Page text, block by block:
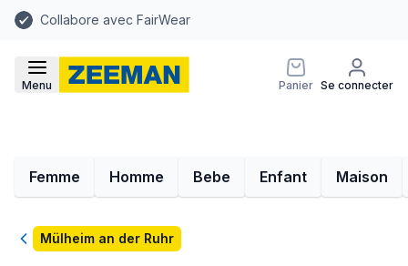
Collabore avec FairWear
Menu Panier Se connecter
Femme Homme Bebe Enfant Maison
RetourMülheim an der Ruhr